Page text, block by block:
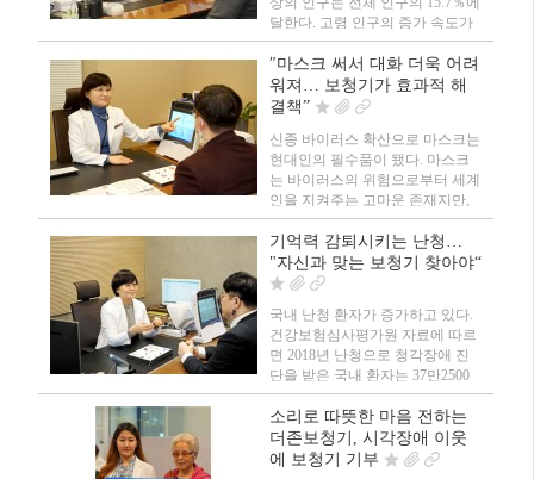
달한다. 고령 인구의 증가 속도가
빨라지면서 노인성 질환의 환자
수도 늘고 있다. 특히 70대 이상의
인구 66％는 양쪽 귀에 경도 수준
이상의 난청을 겪는 것으로 나타
는 추세다. 현재 국내 보청기 가격
은 기능에 따라 한 대…
″마스크 써서 대화 더욱 어려
워져… 보청기가 효과적 해
결책”
신종 바이러스 확산으로 마스크는
현대인의 필수품이 됐다. 마스크
는 바이러스의 위험으로부터 세계
인을 지켜주는 고마운 존재지만,
동시에 누군가에겐 고통을 안기는
불청객이기도 하다. 바로 마스크
착용으로 의사소통에 문제를 겪는
난청인과 청각장애인이다. 평소
말소리를 이해하는 것에 불편을
느끼며 이비인후과를 찾고 있다.
청…
기억력 감퇴시키는 난청…
"자신과 맞는 보청기 찾아야“
국내 난청 환자가 증가하고 있다.
건강보험심사평가원 자료에 따르
면 2018년 난청으로 청각장애 진
단을 받은 국내 환자는 37만2500
여 명이다. 10년 전보다 70％ 이상
늘어난 수치다. 전문가들은 고령
화와 소음 환경 증가, 스트레스 등
환경·유전적 원인이 다양해지면서
소리로 따뜻한 마음 전하는
더존보청기, 시각장애 이웃
에 보청기 기부